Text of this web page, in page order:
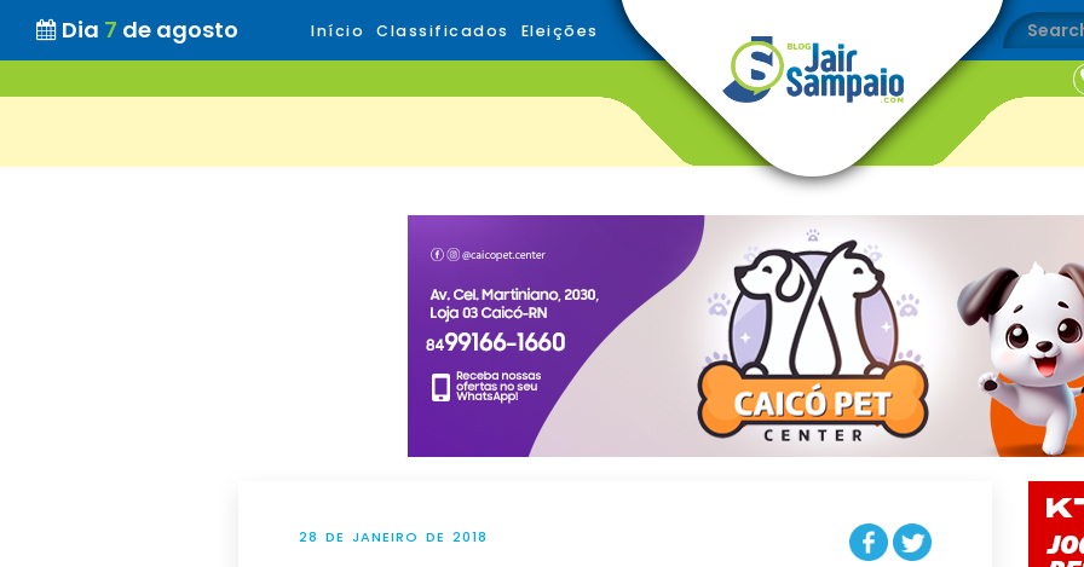
Dia 7 de agosto Início Classificados Eleições
28 DE JANEIRO DE 2018